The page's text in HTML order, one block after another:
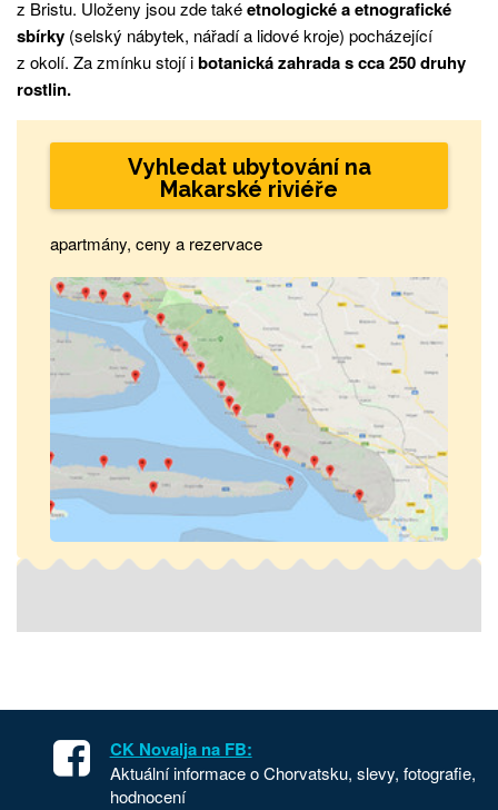
z Bristu. Uloženy jsou zde takéetnologické a etnografické
sbírky (selský nábytek, nářadí a lidové kroje) pocházející
z okolí. Za zmínku stojí ibotanická zahrada s cca 250 druhy
rostlin.
Vyhledat ubytování na
Makarské riviéře
apartmány, ceny a rezervace
CK Novalja na FB:
Aktuální informace o Chorvatsku, slevy, fotografie,
hodnocení